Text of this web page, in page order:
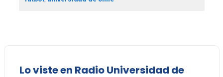
Lo viste en Radio Universidad de